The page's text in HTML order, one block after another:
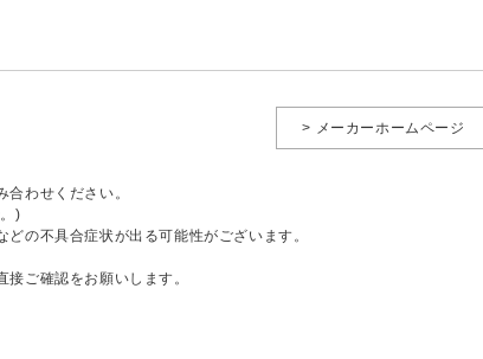
> メーカーホームページ
わせください。
)
の不具合症状が出る可能性がございます。
ご確認をお願いします。